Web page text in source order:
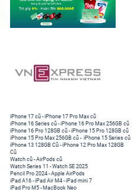
iPhone 17 cũ -iPhone 17 Pro Max cũ
iPhone 16 Series cũ - iPhone 16 Pro Max 256GB cũ
iPhone 16 Pro 128GB cũ -iPhone 15 Pro 128GB cũ
iPhone 15 Pro Max 256GB cũ - iPhone 15 Series cũ
iPhone 13 128GB Cũ -iPhone 12 Pro Max 128GB
Cũ
Watch cũ -AirPods cũ
Watch Series 11 -Watch SE 2025
Pencil Pro 2024 -Apple AirPods
iPad A16 -iPad Air M4 -iPad mini 7
iPad Pro M5 - MacBook Neo